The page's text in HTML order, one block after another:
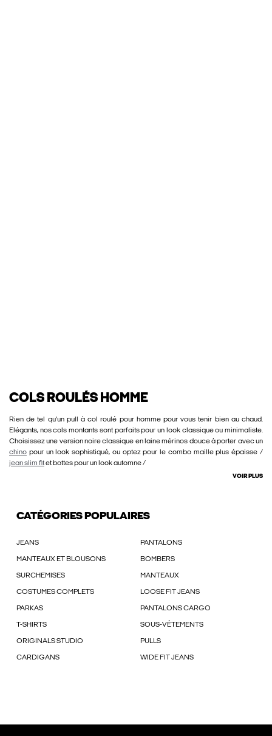
COLS ROULÉS HOMME
Rien de tel qu'un pull à col roulé pour homme pour vous tenir bien au chaud.
Elégants, nos cols montants sont parfaits pour un look classique ou minimaliste.
Choisissez une version noire classique en laine mérinos douce à porter avec un
chino pour un look sophistiqué, ou optez pour le combo maille plus épaisse /
jean slim fitet bottes pour un look automne /
VOIR PLUS
CATÉGORIES POPULAIRES
JEANS PANTALONS
MANTEAUX ET BLOUSONS BOMBERS
SURCHEMISES MANTEAUX
COSTUMES COMPLETS LOOSE FIT JEANS
PARKAS PANTALONS CARGO
T-SHIRTS SOUS-VÊTEMENTS
ORIGINALS STUDIO PULLS
CARDIGANS WIDE FIT JEANS